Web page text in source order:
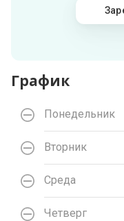
График
Понедельник
Вторник
Среда
Четверг